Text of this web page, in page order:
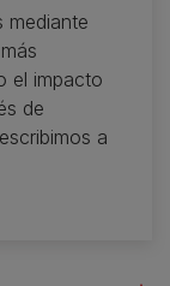
mediante
el impacto
de
a